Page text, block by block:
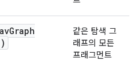
Graph
)
같은 탐색 그
래프의 모든
프래그먼트